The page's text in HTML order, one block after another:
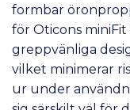
formbar
för Oticons
greppvänliga
vilket minimerar
ur under